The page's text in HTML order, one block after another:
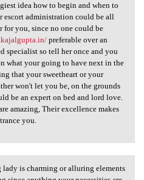
idea how to begin and when to
escort administration could be all
for you, since no one could be
preferable over an
specialist so tell her once and you
what your going to have next in the
that your sweetheart or your
won't let you be, on the grounds
be an expert on bed and lord love.
amazing, Their excellence makes
you.
lady is charming or alluring elements